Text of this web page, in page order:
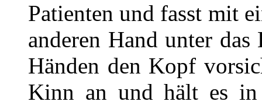
Patienten und fasst mit
anderen Hand unter
Händen den Kopf
Kinn an und hält es in